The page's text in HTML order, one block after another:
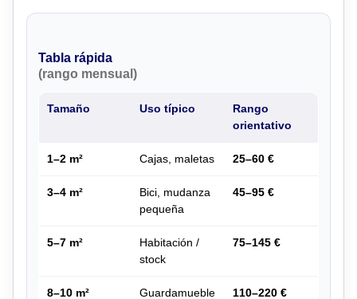
Tabla rápida
(rango mensual)
Tamaño Uso típico
Rango
orientativo
1–2 m² Cajas, maletas 25–60 €
3–4 m²
Bici, mudanza
pequeña
45–95 €
5–7 m²
Habitación /
stock
75–145 €
8–10 m² Guardamueble 110–220 €